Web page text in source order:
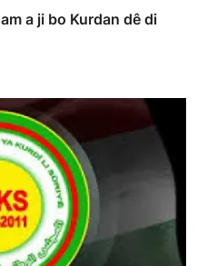
a ji bo Kurdan dê di